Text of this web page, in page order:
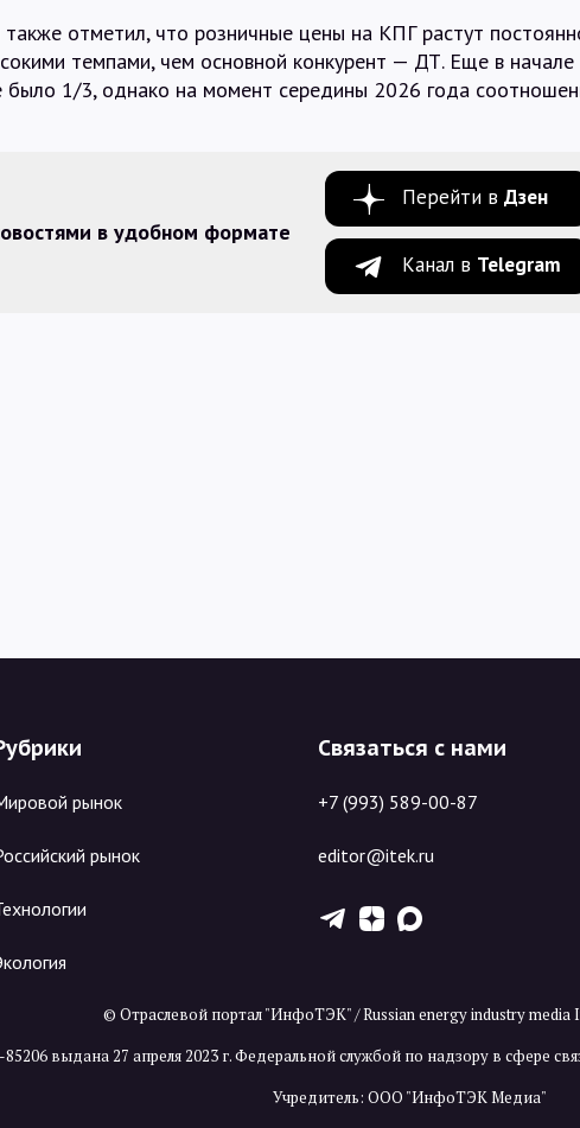
отметил, что розничные цены на КПГ растут
темпами, чем основной конкурент — ДТ. Еще в начале
1/3, однако на момент середины 2026 года
в удобном формате
Перейти в Дзен
Канал в Telegram
рынок
рынок
Связаться с нами
+7 (993) 589-00-87
editor@itek.ru
T Z X
© Отраслевой портал "ИнфоТЭК" / Russian energy industry media
выдана 27 апреля 2023 г. Федеральной службой по надзору в сфере
Учредитель: ООО "ИнфоТЭК Медиа"